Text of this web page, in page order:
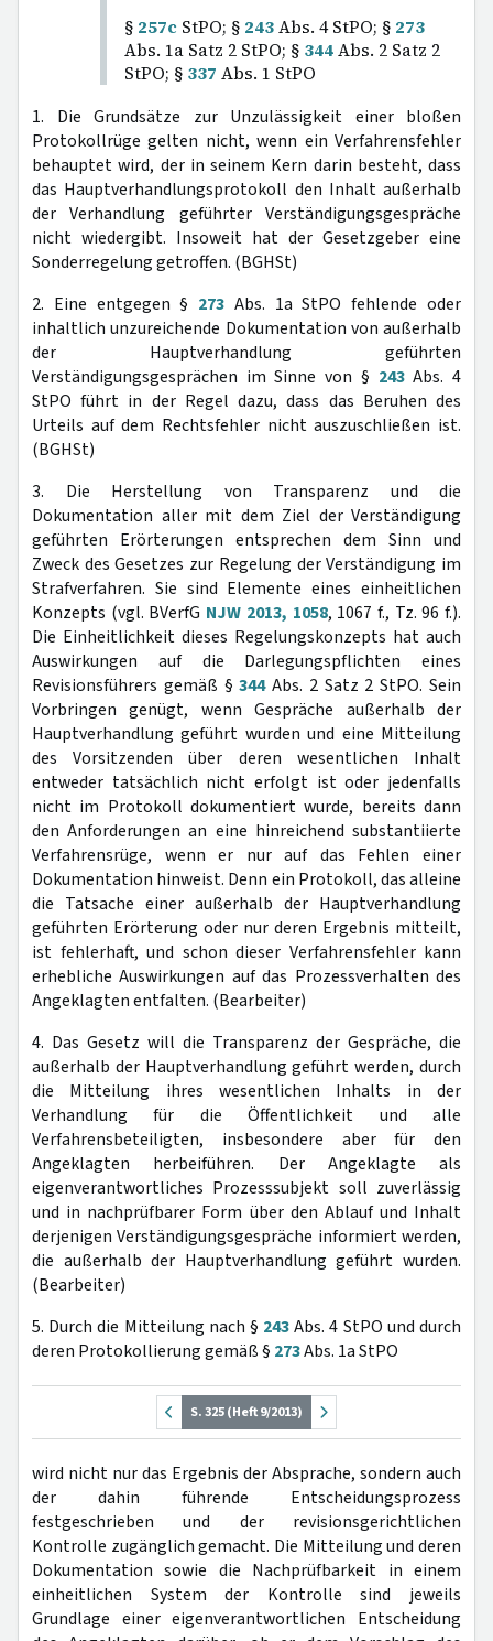
§ 257c StPO; § 243Abs. 4 StPO; § 273
Abs. 1a Satz 2 StPO; § 344Abs. 2 Satz 2
StPO; § 337 Abs. 1 StPO
1. Die Grundsätze zur Unzulässigkeit einer bloßen
Protokollrüge gelten nicht, wenn ein Verfahrensfehler
behauptet wird, der in seinem Kern darin besteht, dass
das Hauptverhandlungsprotokoll den Inhalt außerhalb
der Verhandlung geführter Verständigungsgespräche
nicht wiedergibt. Insoweit hat der Gesetzgeber eine
Sonderregelung getroffen. (BGHSt)
2. Eine entgegen § 273 Abs. 1a StPO fehlende oder
inhaltlich unzureichende Dokumentation von außerhalb
der Hauptverhandlung geführten
Verständigungsgesprächen im Sinne von § 243Abs. 4
StPO führt in der Regel dazu, dass das Beruhen des
Urteils auf dem Rechtsfehler nicht auszuschließen ist.
(BGHSt)
3. Die Herstellung von Transparenz und die
Dokumentation aller mit dem Ziel der Verständigung
geführten Erörterungen entsprechen dem Sinn und
Zweck des Gesetzes zur Regelung der Verständigung im
Strafverfahren. Sie sind Elemente eines einheitlichen
Konzepts (vgl. BVerfG NJW 2013, 1058, 1067 f., Tz. 96 f.).
Die Einheitlichkeit dieses Regelungskonzepts hat auch
Auswirkungen auf die Darlegungspflichten eines
Revisionsführers gemäß §344Abs. 2 Satz 2 StPO. Sein
Vorbringen genügt, wenn Gespräche außerhalb der
Hauptverhandlung geführt wurden und eine Mitteilung
des Vorsitzenden über deren wesentlichen Inhalt
entweder tatsächlich nicht erfolgt ist oder jedenfalls
nicht im Protokoll dokumentiert wurde, bereits dann
den Anforderungen an eine hinreichend substantiierte
Verfahrensrüge, wenn er nur auf das Fehlen einer
Dokumentation hinweist. Denn ein Protokoll, das alleine
die Tatsache einer außerhalb der Hauptverhandlung
geführten Erörterung oder nur deren Ergebnis mitteilt,
ist fehlerhaft, und schon dieser Verfahrensfehler kann
erhebliche Auswirkungen auf das Prozessverhalten des
Angeklagten entfalten. (Bearbeiter)
4. Das Gesetz will die Transparenz der Gespräche, die
außerhalb der Hauptverhandlung geführt werden, durch
die Mitteilung ihres wesentlichen Inhalts in der
Verhandlung für die Öffentlichkeit und alle
Verfahrensbeteiligten, insbesondere aber für den
Angeklagten herbeiführen. Der Angeklagte als
eigenverantwortliches Prozesssubjekt soll zuverlässig
und in nachprüfbarer Form über den Ablauf und Inhalt
derjenigen Verständigungsgespräche informiert werden,
die außerhalb der Hauptverhandlung geführt wurden.
(Bearbeiter)
5. Durch die Mitteilung nach § 243Abs. 4 StPO und durch
deren Protokollierung gemäß § 273Abs. 1a StPO
S. 325 (Heft 9/2013)
wird nicht nur das Ergebnis der Absprache, sondern auch
der dahin führende Entscheidungsprozess
festgeschrieben und der revisionsgerichtlichen
Kontrolle zugänglich gemacht. Die Mitteilung und deren
Dokumentation sowie die Nachprüfbarkeit in einem
einheitlichen System der Kontrolle sind jeweils
Grundlage einer eigenverantwortlichen Entscheidung